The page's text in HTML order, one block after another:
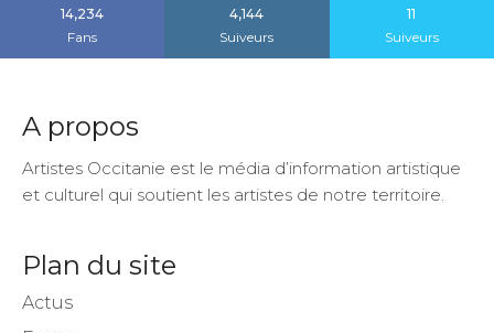
14,234
4,144
11
A propos
Plan du site